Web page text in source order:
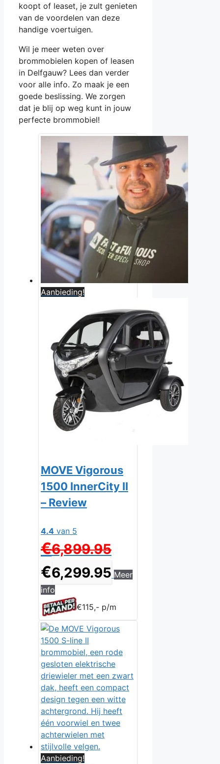
koopt of leaset, je zult genieten
van de voordelen van deze
handige voertuigen.
Wil je meer weten over
brommobielen kopen of leasen
in Delfgauw? Lees dan verder
voor alle info. Zo maak je een
goede beslissing. We zorgen
dat je blij op weg kunt in jouw
perfecte brommobiel!
Aanbieding!
MOVE Vigorous
1500 InnerCity II
– Review
4.4 van 5
€6,899.95prijs
€6,899.95.
€6,299.95prijs
Meer
info
€115,- p/m
Aanbieding!